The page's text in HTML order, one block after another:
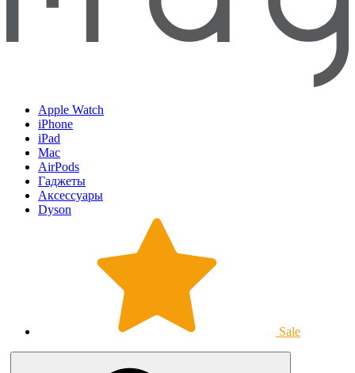
Apple Watch
iPhone
iPad
Mac
AirPods
Гаджеты
Аксессуары
Dyson
Sale